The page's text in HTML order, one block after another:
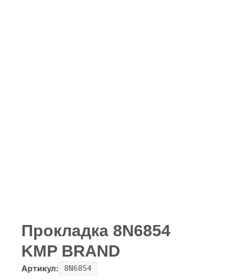
Прокладка 8N6854
KMP BRAND
Артикул: 8N6854